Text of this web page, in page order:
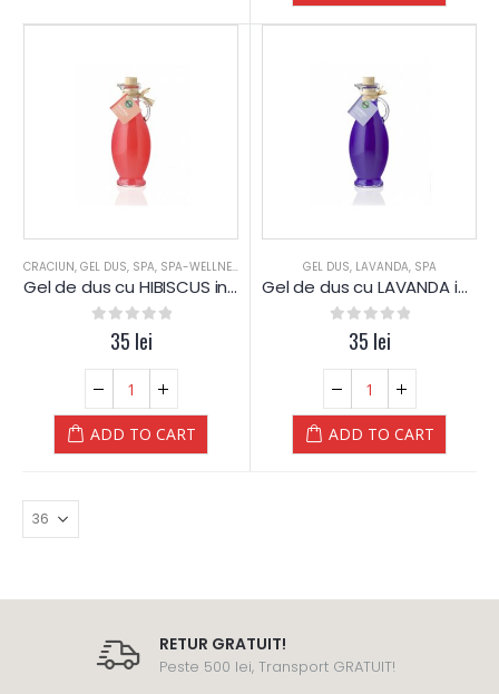
CRACIUN, GEL DUS, SPA, SPA-WELLNESS VALENTINE DAYS,YAMUNA LUXURY
Gel de dus cu HIBISCUS in ambalaj de sticla – Yamuna
out of 5
35 lei
ADD TO CART
GEL DUS, LAVANDA, SPA
Gel de dus cu LAVANDA in ambalaj de sticla – Yamuna
out of 5
35 lei
ADD TO CART
RETUR GRATUIT!
Peste 500 lei, Transport GRATUIT!